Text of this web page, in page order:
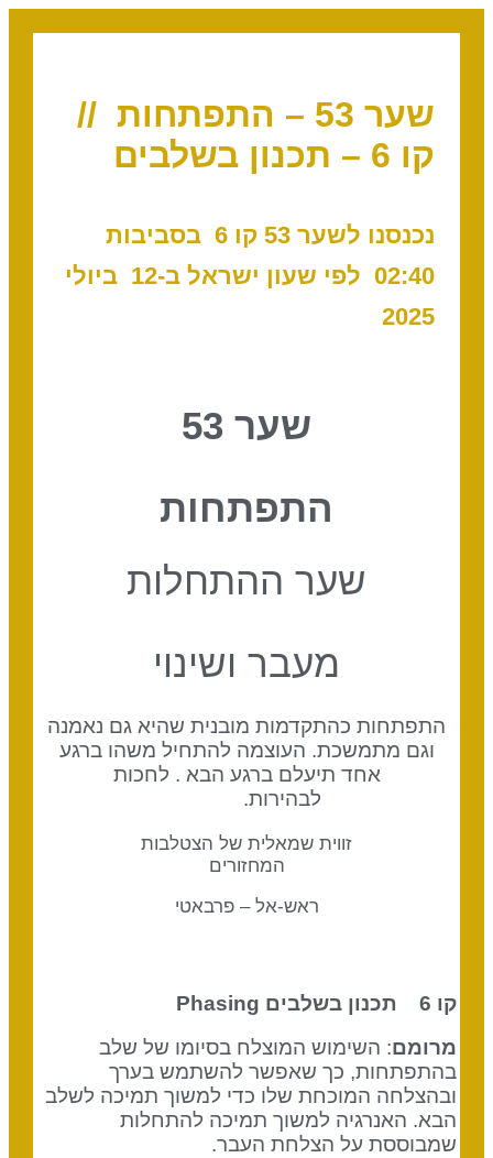
שער 53 – התפתחות //
קו 6 – תכנון בשלבים
נכנסנו לשער 53 קו 6
בסביבות
02:40
לפי שעון ישראל ב-12 ביולי
2025
שער 53
התפתחות
שער ההתחלות
מעבר ושינוי
התפתחות כהתקדמות מובנית שהיא גם נאמנה
וגם מתמשכת. העוצמה להתחיל משהו ברגע
אחד תיעלם ברגע הבא . לחכות
לבהירות.
זווית שמאלית של הצטלבות
המחזורים
ראש-אל – פרבאטי
קו 6 תכנון בשלבים
Phasing
מרומם: השימוש המוצלח בסיומו של שלב
בהתפתחות, כך שאפשר להשתמש בערך
ובהצלחה המוכחת שלו כדי למשוך תמיכה לשלב
הבא. האנרגיה למשוך תמיכה להתחלות
שמבוססת על הצלחת העבר.